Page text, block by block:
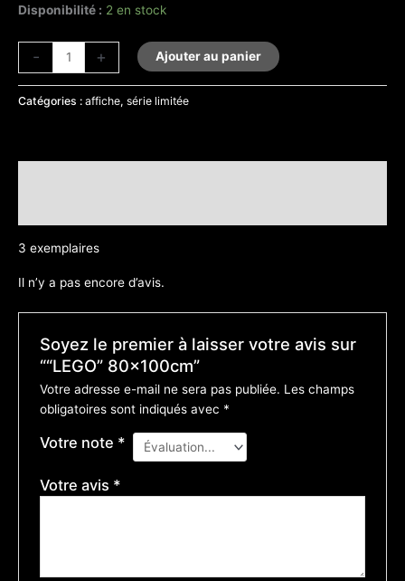
Disponibilité : 2 en stock
- + Ajouter au panier
Catégories : affiche, série limitée
3 exemplaires
Il n’y a pas encore d’avis.
Soyez le premier à laisser votre avis sur
““LEGO” 80x100cm”
Votre adresse e-mail ne sera pas publiée. Les champs
obligatoires sont indiqués avec *
Votre note *
Votre avis *